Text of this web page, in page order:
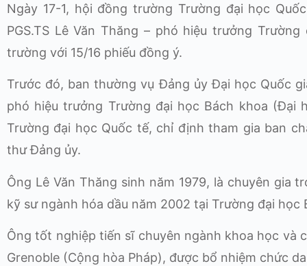
Ngày 17-1, hội đồng trường Trường đại học
PGS.TS Lê Văn Thăng – phó hiệu trưởng
trường với 15/16 phiếu đồng ý.
Trước đó, ban thường vụ Đảng ủy Đại học Quốc
phó hiệu trưởng Trường đại học Bách khoa (Đại
Trường đại học Quốc tế, chỉ định tham gia ban
thư Đảng ủy.
Ông Lê Văn Thăng sinh năm 1979, là chuyên
kỹ sư ngành hóa dầu năm 2002 tại Trường đại học
Ông tốt nghiệp tiến sĩ chuyên ngành khoa học và
Grenoble (Cộng hòa Pháp), được bổ nhiệm chức